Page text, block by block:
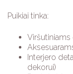
AKCIJOS
PASLAUGOS
UŽUOLAIDŲ
Puikiai tinka:
Interjero
dekorui)